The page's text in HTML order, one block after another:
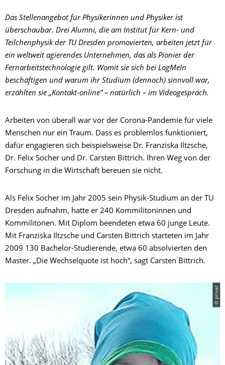
Das Stellenangebot für Physikerinnen und Physiker ist
überschaubar. Drei Alumni, die am Institut für Kern- und
Teilchenphysik der TU Dresden promovierten, arbeiten jetzt für
ein weltweit agierendes Unternehmen, das als Pionier der
Fernarbeitstechnologie gilt. Womit sie sich bei LogMeIn
beschäftigen und warum ihr Studium (dennoch) sinnvoll war,
erzählten sie „Kontakt-online” – natürlich – im Videogespräch.
Arbeiten von überall war vor der Corona-Pandemie für viele
Menschen nur ein Traum. Dass es problemlos funktioniert,
dafür engagieren sich beispielsweise Dr. Franziska Iltzsche,
Dr. Felix Socher und Dr. Carsten Bittrich. Ihren Weg von der
Forschung in die Wirtschaft bereuen sie nicht.
Als Felix Socher im Jahr 2005 sein Physik-Studium an der TU
Dresden aufnahm, hatte er 240 Kommilitoninnen und
Kommilitonen. Mit Diplom beendeten etwa 60 junge Leute.
Mit Franziska Iltzsche und Carsten Bittrich starteten im Jahr
2009 130 Bachelor-Studierende, etwa 60 absolvierten den
Master. „Die Wechselquote ist hoch“, sagt Carsten Bittrich.
© privat